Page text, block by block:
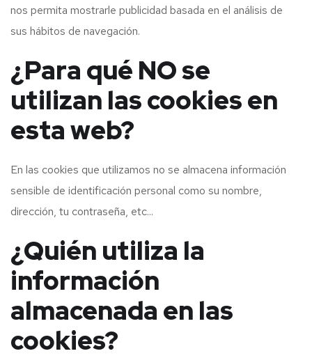
nos permita mostrarle publicidad basada en el análisis de
sus hábitos de navegación.
¿Para qué NO se
utilizan las cookies en
esta web?
En las cookies que utilizamos no se almacena información
sensible de identificación personal como su nombre,
dirección, tu contraseña, etc...
¿Quién utiliza la
información
almacenada en las
cookies?